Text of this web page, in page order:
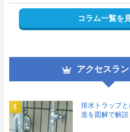
コラム一覧を
アクセスラ
1
排水トラップ
造を図解で解説